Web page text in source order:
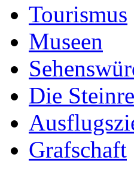
Tourismus
Museen
Die
Grafschaft